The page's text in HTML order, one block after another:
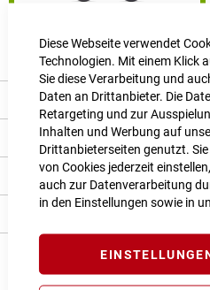
Diese Webseite verwendet
Technologien. Mit einem Klick
Sie diese Verarbeitung und
Daten an Drittanbieter. Die
Retargeting und zur
Inhalten und Werbung auf
Drittanbieterseiten genutzt.
von Cookies jederzeit
auch zur Datenverarbeitung
in den Einstellungen sowie in
Beschreibung
Produkt Details
Bewertungen
Angaben zur Produktsicherheit